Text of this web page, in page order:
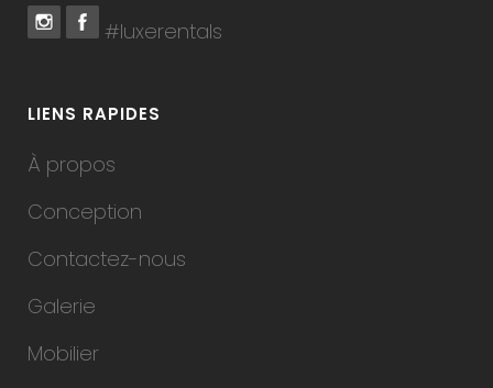
#luxerentals
LIENS RAPIDES
À propos
Conception
Contactez-nous
Galerie
Mobilier